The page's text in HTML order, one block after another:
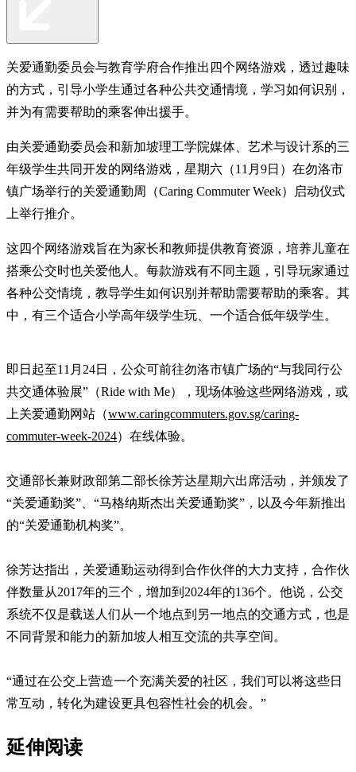
关爱通勤委员会与教育学府合作推出四个网络游戏，透过趣味
的方式，引导小学生通过各种公共交通情境，学习如何识别，
并为有需要帮助的乘客伸出援手。
由关爱通勤委员会和新加坡理工学院媒体、艺术与设计系的三
年级学生共同开发的网络游戏，星期六（11月9日）在勿洛市
镇广场举行的关爱通勤周（Caring Commuter Week）启动仪式
上举行推介。
这四个网络游戏旨在为家长和教师提供教育资源，培养儿童在
搭乘公交时也关爱他人。每款游戏有不同主题，引导玩家通过
各种公交情境，教导学生如何识别并帮助需要帮助的乘客。其
中，有三个适合小学高年级学生玩、一个适合低年级学生。
即日起至11月24日，公众可前往勿洛市镇广场的“与我同行公
共交通体验展”（Ride with Me），现场体验这些网络游戏，或
上关爱通勤网站（www.caringcommuters.gov.sg/caring-
commuter-week-2024）在线体验。
交通部长兼财政部第二部长徐芳达星期六出席活动，并颁发了
“关爱通勤奖”、“马格纳斯杰出关爱通勤奖”，以及今年新推出
的“关爱通勤机构奖”。
徐芳达指出，关爱通勤运动得到合作伙伴的大力支持，合作伙
伴数量从2017年的三个，增加到2024年的136个。他说，公交
系统不仅是载送人们从一个地点到另一地点的交通方式，也是
不同背景和能力的新加坡人相互交流的共享空间。
“通过在公交上营造一个充满关爱的社区，我们可以将这些日
常互动，转化为建设更具包容性社会的机会。”
延伸阅读